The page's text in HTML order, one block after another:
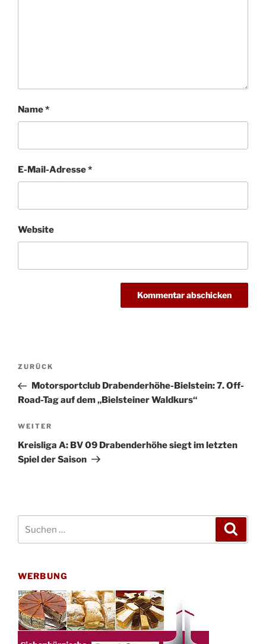
Name*
E-Mail-Adresse*
Website
Beitragsnavigation
Vorheriger
Beitrag
ZURÜCK
Motorsportclub Drabenderhöhe-Bielstein: 7. Off-
Road-Tag auf dem „Bielsteiner Waldkurs“
Nächster
Beitrag
WEITER
Kreisliga A: BV 09 Drabenderhöhe siegt im letzten
Spiel der Saison
WERBUNG